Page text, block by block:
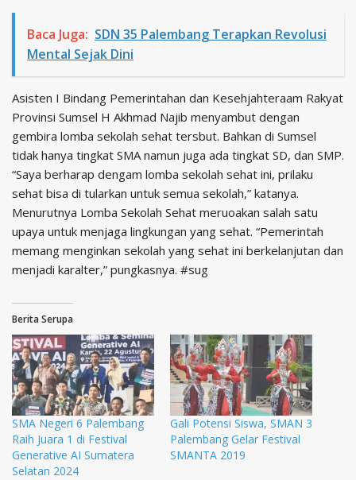
Baca Juga: SDN 35 Palembang Terapkan Revolusi
Mental Sejak Dini
Asisten I Bindang Pemerintahan dan Kesehjahteraam Rakyat
Provinsi Sumsel H Akhmad Najib menyambut dengan
gembira lomba sekolah sehat tersbut. Bahkan di Sumsel
tidak hanya tingkat SMA namun juga ada tingkat SD, dan SMP.
“Saya berharap dengam lomba sekolah sehat ini, prilaku
sehat bisa di tularkan untuk semua sekolah,” katanya.
Menurutnya Lomba Sekolah Sehat meruoakan salah satu
upaya untuk menjaga lingkungan yang sehat. “Pemerintah
memang menginkan sekolah yang sehat ini berkelanjutan dan
menjadi karalter,” pungkasnya. #sug
Berita Serupa
SMA Negeri 6 Palembang
Raih Juara 1 di Festival
Generative AI Sumatera
Selatan 2024
Gali Potensi Siswa, SMAN 3
Palembang Gelar Festival
SMANTA 2019